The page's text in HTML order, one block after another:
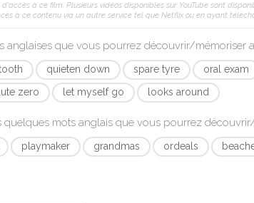
à ce film. Plusieurs vidéos disponibles sur YouTube sont
à ce contenu via un autre service tel que Netflix ou en ayant
anglaises que vous pourrez découvrir/mémoriser
quieten down spare tyre oral exam
zero let myself go looks around
quelques mots anglais que vous pourrez
playmaker grandmas ordeals